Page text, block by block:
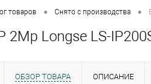
товаров • Снято с производства •
2Mp Longse LS-
ОБЗОР ТОВАРА ОПИСАНИЕ